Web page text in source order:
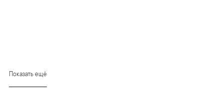
Показать ещё